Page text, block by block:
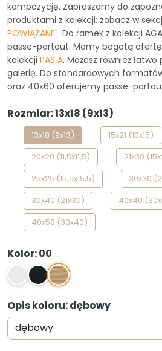
kompozycję. Zapraszamy do
produktami z kolekcji: zobacz w
POWIĄZANE". Do ramek z kolekcji
passe-partout. Mamy bogatą
kolekcji PAS A. Możesz również
galerię. Do standardowych
oraz 40x60 oferujemy passe-
Rozmiar: 13x18 (9x13)
13x18 (9x13) 15x21 (10x15)
20x20 (11,5x11,5)
21x30
25x25 (15,5x15,5)
30x30
30x40 (21x30)
40x40
40x50 (30x40)
Kolor: 00
2 00
Opis koloru: dębowy